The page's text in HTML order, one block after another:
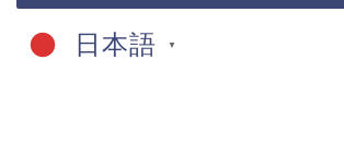
日本語 ▼